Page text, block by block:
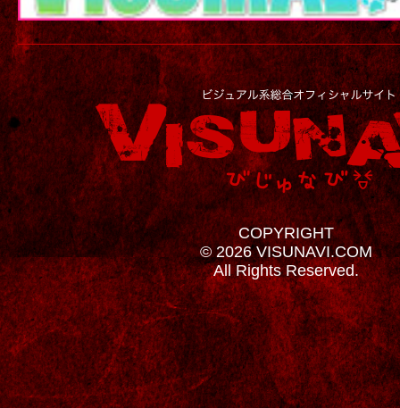
COPYRIGHT
© 2026 VISUNAVI.COM
All Rights Reserved.